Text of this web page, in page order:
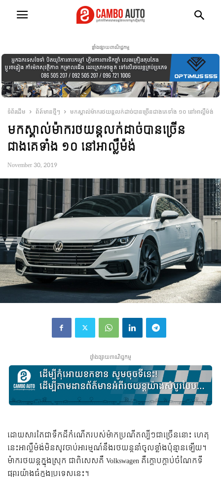
ផ្ទាំងផ្សាយពាណិជ្ជកម្ម
ទំព័រដើម ព័ត៍មានថ្មីៗ មក​ស្គាល់ម៉ាករថយន្តលក់ដាច់បានច្រើនជាងគេទាំង ១០ នៅអាល្លឺម៉ង់
មក​ស្គាល់ម៉ាករថយន្តលក់ដាច់បានច្រើន
ជាងគេទាំង ១០ នៅអាល្លឺម៉ង់
November 30, 2019
ផ្ទាំងផ្សាយពាណិជ្ជកម្ម
ដោយ​សារ​តែ​ជា​ទឹក​ដី​កំណើត​របស់​ម៉ាក​ប្រណីត​ល្បីៗ​ជា​ច្រើន​នោះ ហេតុ​
នេះ​អាល្លឺម៉ង់​មិន​សូវ​ចាប់​អារម្មណ៍​នឹង​រថយន្ត​នាំ​ចូល​ខ្លាំង​ប៉ុន្មាន​ឡើយ។
ម៉ាក​រថយន្ត​ក្នុង​ស្រុក ជា​ពិសេស​គឺ Volkswagen គឺ​​ក្ដោប​ក្ដាប់​ចំណែក​ទី
ផ្សារ​យ៉ាង​ធំ​ក្នុង​ប្រទេស​នេះ។